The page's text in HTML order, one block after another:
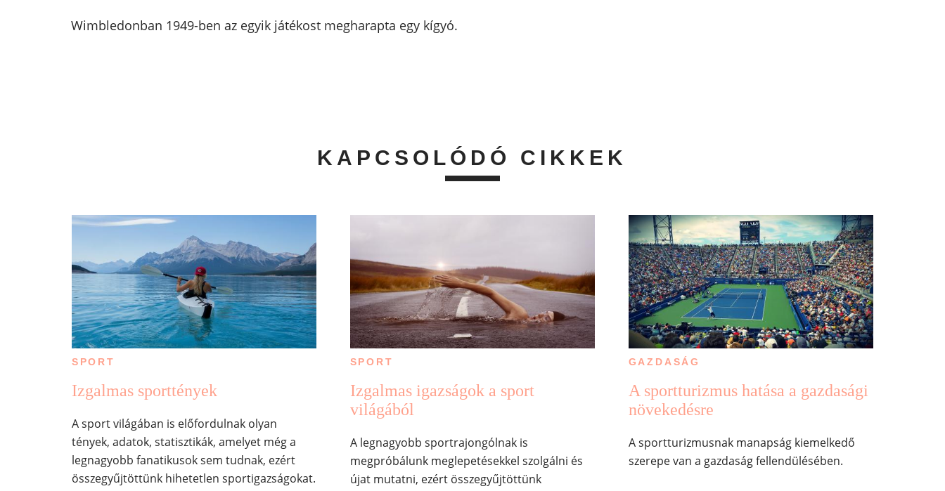
Wimbledonban 1949-ben az egyik játékost megharapta egy kígyó.
KAPCSOLÓDÓ CIKKEK
SPORT
Izgalmas sporttények
A sport világában is előfordulnak olyan
tények, adatok, statisztikák, amelyet még a
legnagyobb fanatikusok sem tudnak, ezért
összegyűjtöttünk hihetetlen sportigazságokat.
SPORT
Izgalmas igazságok a sport
világából
A legnagyobb sportrajongólnak is
megpróbálunk meglepetésekkel szolgálni és
újat mutatni, ezért összegyűjtöttünk
GAZDASÁG
A sportturizmus hatása a gazdasági
növekedésre
A sportturizmusnak manapság kiemelkedő
szerepe van a gazdaság fellendülésében.